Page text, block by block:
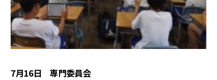
7月16日 専門委員会